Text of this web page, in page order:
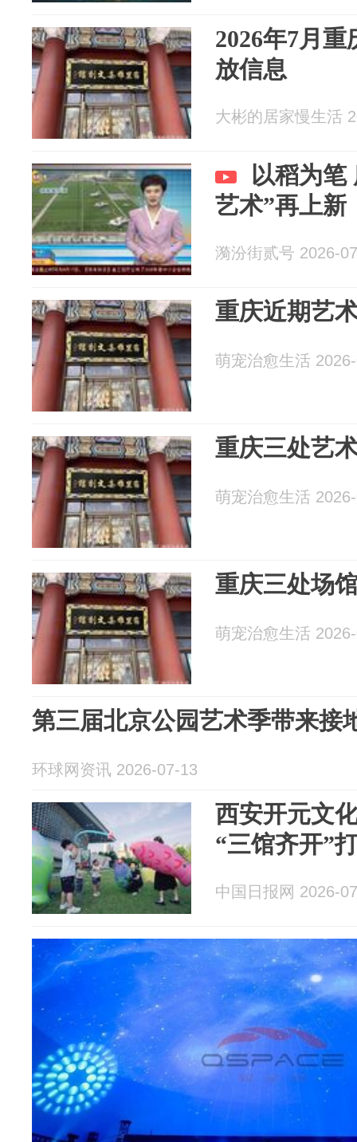
2026年7月
放信息
大彬的居家慢生活
以稻为笔
艺术”再上新
漪汾街贰号 2026-
重庆近期艺
萌宠治愈生活
重庆三处艺
萌宠治愈生活
重庆三处场
萌宠治愈生活
第三届北京公园艺术季带来接
环球网资讯 2026-07-13
西安开元文
“三馆齐开”
中国日报网 2026-